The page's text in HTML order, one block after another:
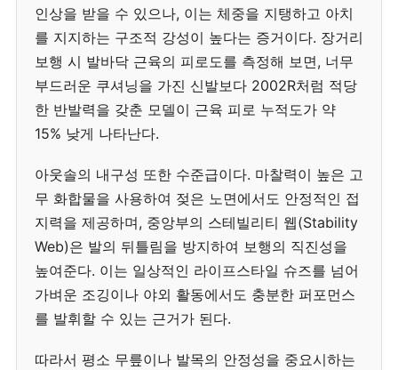
인상을 받을 수 있으나, 이는 체중을 지탱하고 아치
를 지지하는 구조적 강성이 높다는 증거이다. 장거리
보행 시 발바닥 근육의 피로도를 측정해 보면, 너무
부드러운 쿠셔닝을 가진 신발보다 2002R처럼 적당
한 반발력을 갖춘 모델이 근육 피로 누적도가 약
15% 낮게 나타난다.
아웃솔의 내구성 또한 수준급이다. 마찰력이 높은 고
무 화합물을 사용하여 젖은 노면에서도 안정적인 접
지력을 제공하며, 중앙부의 스테빌리티 웹(Stability
Web)은 발의 뒤틀림을 방지하여 보행의 직진성을
높여준다. 이는 일상적인 라이프스타일 슈즈를 넘어
가벼운 조깅이나 야외 활동에서도 충분한 퍼포먼스
를 발휘할 수 있는 근거가 된다.
따라서 평소 무릎이나 발목의 안정성을 중요시하는